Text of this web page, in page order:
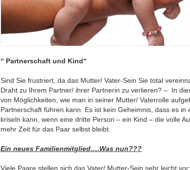
“ Partnerschaft und Kind“
Sind Sie frustriert, da das Mutter/ Vater-Sein Sie total
Draht zu Ihrem Partner/ ihrer Partnerin zu verlieren? – In
von Möglichkeiten, wie man in seiner Mutter/ Vaterrolle
Partnerschaft führen kann. Es ist kein Geheimnis, dass es
kriseln kann, wenn eine dritte Person – ein Kind – die volle
mehr Zeit für das Paar selbst bleibt.
Ein neues Familienmitglied….Was nun???
Viele Paare stellen sich das Vater/ Mutter-Sein sehr leicht